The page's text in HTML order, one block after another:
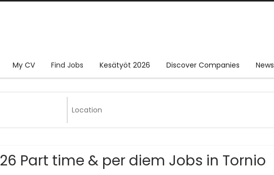
My CV Find Jobs Kesätyöt 2026 Discover Companies News
26 Part time & per diem Jobs in Tornio